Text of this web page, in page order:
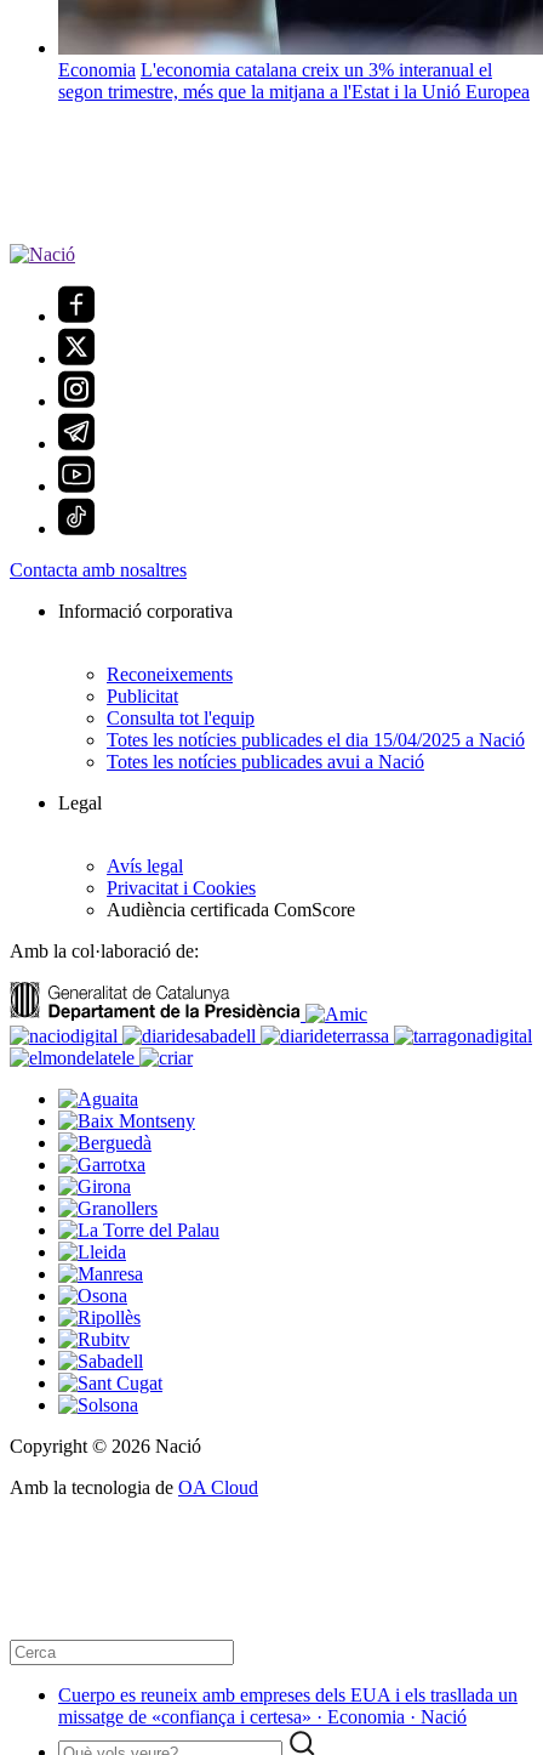
Economia L'economia catalana creix un 3% interanual el
segon trimestre, més que la mitjana a l'Estat i la Unió Europea
Contacta amb nosaltres
Informació corporativa
Reconeixements
Publicitat
Consulta tot l'equip
Totes les notícies publicades el dia 15/04/2025 a Nació
Totes les notícies publicades avui a Nació
Legal
Avís legal
Privacitat i Cookies
Audiència certificada ComScore
Amb la col·laboració de:
Copyright © 2026 Nació
Amb la tecnologia de OA Cloud
Cuerpo es reuneix amb empreses dels EUA i els trasllada un
missatge de «confiança i certesa» · Economia · Nació